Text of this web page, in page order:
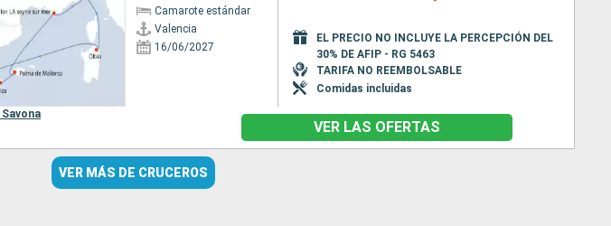
Camarote estándar
Valencia
16/06/2027
EL PRECIO NO INCLUYE LA PERCEPCIÓN DEL
30% DE AFIP - RG 5463
TARIFA NO REEMBOLSABLE
Comidas incluidas
Savona
VER LAS OFERTAS
VER MÁS DE CRUCEROS